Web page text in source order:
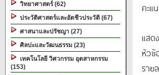
วิทยาศาสตร์ (62)
ประวัติศาสตร์และอัตชีวประวัติ (67)
ศาสนาและปรัชญา (27)
ศิลปะและวัฒนธรรม (23)
เทคโนโลยี วิศวกรรม อุตสาหกรรม
(153)
คะแ
แสด
หัวข้
ราย